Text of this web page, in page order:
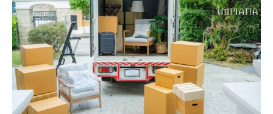
DIY
Bilik Air
Bilik Tidur
Dapur
Ruang Makan
Make Over
Bilik Air